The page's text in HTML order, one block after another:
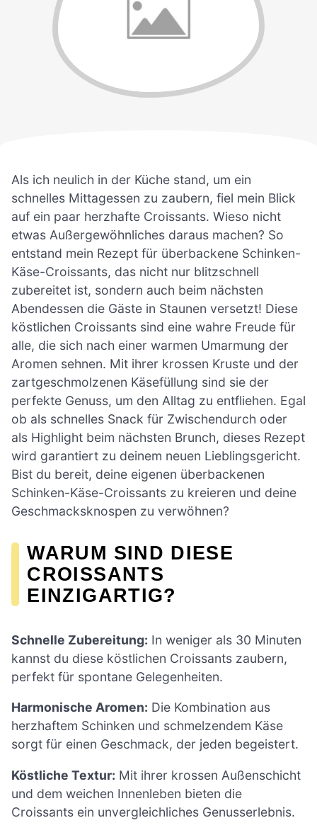
Als ich neulich in der Küche stand, um ein
schnelles Mittagessen zu zaubern, fiel mein Blick
auf ein paar herzhafte Croissants. Wieso nicht
etwas Außergewöhnliches daraus machen? So
entstand mein Rezept für überbackene Schinken-
Käse-Croissants, das nicht nur blitzschnell
zubereitet ist, sondern auch beim nächsten
Abendessen die Gäste in Staunen versetzt! Diese
köstlichen Croissants sind eine wahre Freude für
alle, die sich nach einer warmen Umarmung der
Aromen sehnen. Mit ihrer krossen Kruste und der
zartgeschmolzenen Käsefüllung sind sie der
perfekte Genuss, um den Alltag zu entfliehen. Egal
ob als schnelles Snack für Zwischendurch oder
als Highlight beim nächsten Brunch, dieses Rezept
wird garantiert zu deinem neuen Lieblingsgericht.
Bist du bereit, deine eigenen überbackenen
Schinken-Käse-Croissants zu kreieren und deine
Geschmacksknospen zu verwöhnen?
WARUM SIND DIESE
CROISSANTS
EINZIGARTIG?
Schnelle Zubereitung: In weniger als 30 Minuten
kannst du diese köstlichen Croissants zaubern,
perfekt für spontane Gelegenheiten.
Harmonische Aromen: Die Kombination aus
herzhaftem Schinken und schmelzendem Käse
sorgt für einen Geschmack, der jeden begeistert.
Köstliche Textur: Mit ihrer krossen Außenschicht
und dem weichen Innenleben bieten die
Croissants ein unvergleichliches Genusserlebnis.